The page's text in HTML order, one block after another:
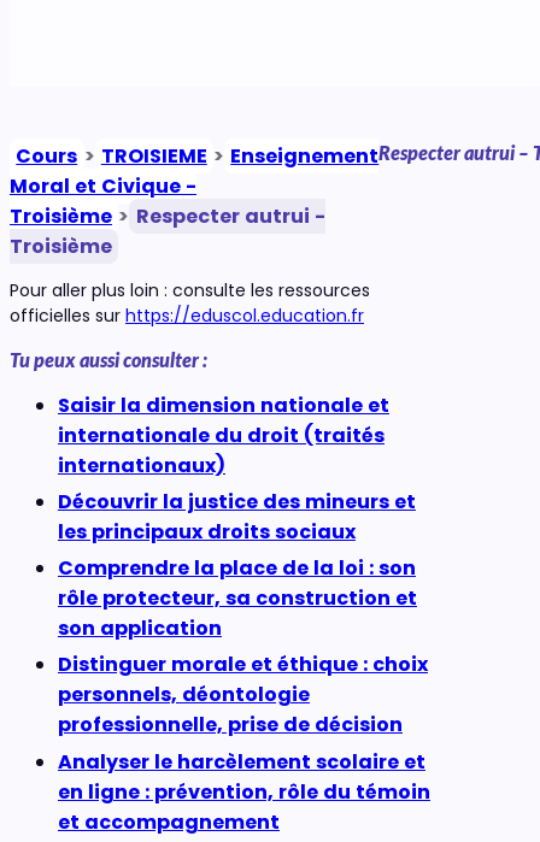
Cours > TROISIEME > Enseignement
Moral et Civique -
Troisième > Respecter autrui -
Troisième
Respecter autrui –
Pour aller plus loin : consulte les ressources
officielles sur https://eduscol.education.fr
Tu peux aussi consulter :
Saisir la dimension nationale et
internationale du droit (traités
internationaux)
Découvrir la justice des mineurs et
les principaux droits sociaux
Comprendre la place de la loi : son
rôle protecteur, sa construction et
son application
Distinguer morale et éthique : choix
personnels, déontologie
professionnelle, prise de décision
Analyser le harcèlement scolaire et
en ligne : prévention, rôle du témoin
et accompagnement